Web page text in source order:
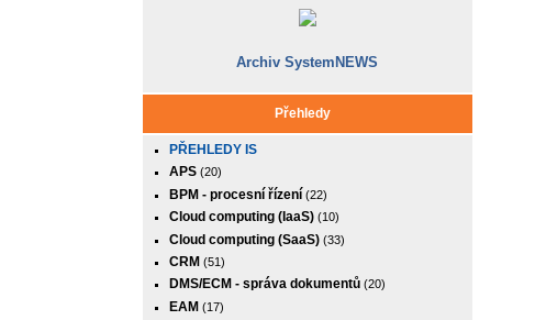
Archiv SystemNEWS
Přehledy
PŘEHLEDY IS
APS(20)
BPM - procesní řízení(22)
Cloud computing (IaaS)(10)
Cloud computing (SaaS)(33)
CRM (51)
DMS/ECM - správa dokumentů(20)
EAM (17)